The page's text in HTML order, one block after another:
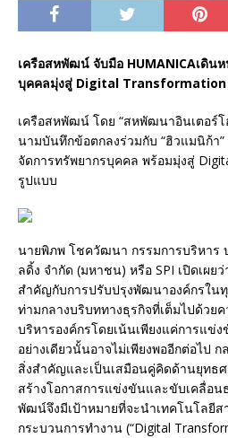
เครือสหพัฒน์ จับมือ HUMANICAเดิน
บุคคลมุ่งสู่ Digital Transformation
เครือสหพัฒน์ โดย “สหพัฒนาอินเตอร์โ
นามบันทึกข้อตกลงร่วมกับ “ฮิวแมนิก้า
จัดการทรัพยากรบุคคล พร้อมมุ่งสู่
รูปแบบ
นายพิภพ โชควัฒนา กรรมการบริหาร
ลดิ้ง จำกัด (มหาชน) หรือ SPI เปิดเผย
สำคัญกับการปรับปรุงพัฒนาองค์กรใน
ท่ามกลางบริบททางธุรกิจที่เต็มไปด้วย
บริหารองค์กรโดยเน้นเพียงแค่การแข่
อย่างเดียวนั้นอาจไม่เพียงพออีกต่อไป
สิ่งสำคัญและเป็นเสมือนคู่คิดด้านยุทธ
สร้างโอกาสการแข่งขันและขับเคลื่อน
พัฒน์จึงมีเป้าหมายที่จะนำเทคโนโลยีส
กระบวนการทำงาน (“Digital